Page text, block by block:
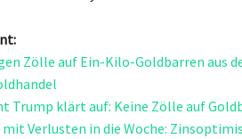
Zölle auf Ein-Kilo-Goldbarren aus
Trump klärt auf: Keine Zölle auf
Verlusten in die Woche: